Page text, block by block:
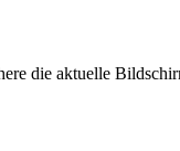
die aktuelle